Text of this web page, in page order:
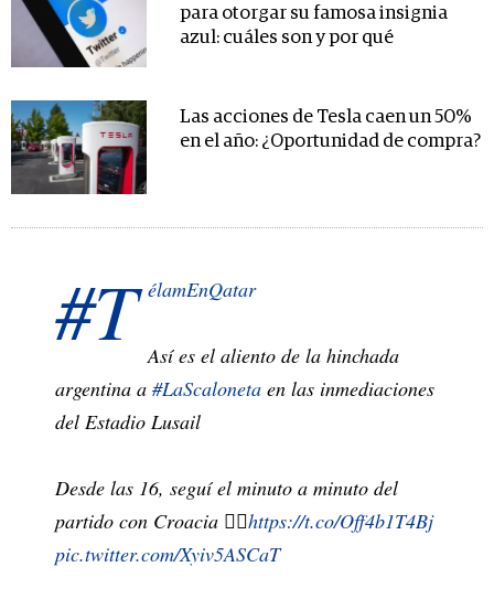
para otorgar su famosa insignia
azul: cuáles son y por qué
Las acciones de Tesla caen un 50%
en el año: ¿Oportunidad de compra?
#T élamEnQatar
Así es el aliento de la hinchada
argentina a #LaScaloneta en las inmediaciones
del Estadio Lusail
Desde las 16, seguí el minuto a minuto del
partido con Croacia 👇🏻https://t.co/Off4b1T4Bj
pic.twitter.com/Xyiv5ASCaT